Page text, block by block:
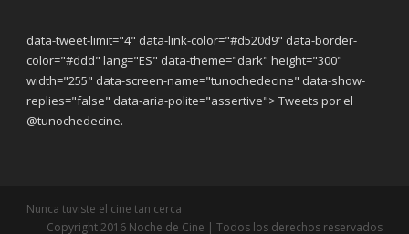
data-tweet-limit="4" data-link-color="#d520d9" data-border-
color="#ddd" lang="ES" data-theme="dark" height="300"
width="255" data-screen-name="tunochedecine" data-show-
replies="false" data-aria-polite="assertive"> Tweets por el
@tunochedecine.
Nunca tuviste el cine tan cerca
Copyright 2016 Noche de Cine | Todos los derechos reservados